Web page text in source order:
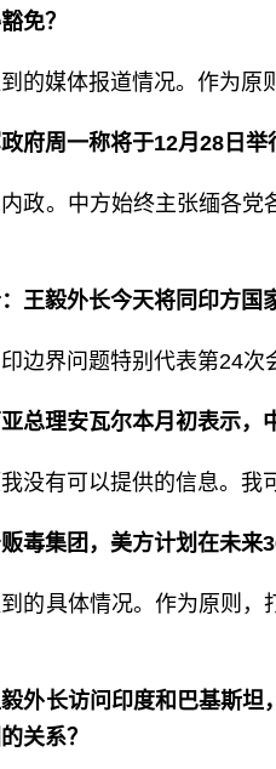
免？
的媒体报道情况。作为
府周一称将于12月28日
政。中方始终主张缅各
王毅外长今天将同印方
边界问题特别代表第24
总理安瓦尔本月初表示
没有可以提供的信息。
毒集团，美方计划在未
的具体情况。作为原则
外长访问印度和巴基斯
关系？